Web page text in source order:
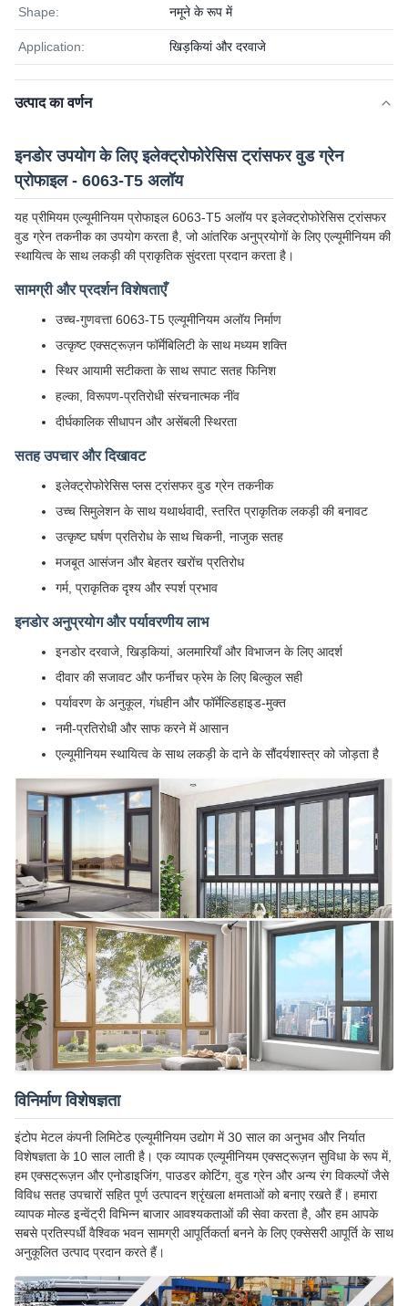
Shape: नमूने के रूप में
Application: खिड़कियां और दरवाजे
उत्पाद का वर्णन
इनडोर उपयोग के लिए इलेक्ट्रोफोरेसिस ट्रांसफर वुड ग्रेन
प्रोफाइल - 6063-T5 अलॉय
यह प्रीमियम एल्यूमीनियम प्रोफाइल 6063-T5 अलॉय पर इलेक्ट्रोफोरेसिस ट्रांसफर
वुड ग्रेन तकनीक का उपयोग करता है, जो आंतरिक अनुप्रयोगों के लिए एल्यूमीनियम की
स्थायित्व के साथ लकड़ी की प्राकृतिक सुंदरता प्रदान करता है।
सामग्री और प्रदर्शन विशेषताएँ
उच्च-गुणवत्ता 6063-T5 एल्यूमीनियम अलॉय निर्माण
उत्कृष्ट एक्सट्रूज़न फॉर्मेबिलिटी के साथ मध्यम शक्ति
स्थिर आयामी सटीकता के साथ सपाट सतह फिनिश
हल्का, विरूपण-प्रतिरोधी संरचनात्मक नींव
दीर्घकालिक सीधापन और असेंबली स्थिरता
सतह उपचार और दिखावट
इलेक्ट्रोफोरेसिस प्लस ट्रांसफर वुड ग्रेन तकनीक
उच्च सिमुलेशन के साथ यथार्थवादी, स्तरित प्राकृतिक लकड़ी की बनावट
उत्कृष्ट घर्षण प्रतिरोध के साथ चिकनी, नाजुक सतह
मजबूत आसंजन और बेहतर खरोंच प्रतिरोध
गर्म, प्राकृतिक दृश्य और स्पर्श प्रभाव
इनडोर अनुप्रयोग और पर्यावरणीय लाभ
इनडोर दरवाजे, खिड़कियां, अलमारियाँ और विभाजन के लिए आदर्श
दीवार की सजावट और फर्नीचर फ्रेम के लिए बिल्कुल सही
पर्यावरण के अनुकूल, गंधहीन और फॉर्मेल्डिहाइड-मुक्त
नमी-प्रतिरोधी और साफ करने में आसान
एल्यूमीनियम स्थायित्व के साथ लकड़ी के दाने के सौंदर्यशास्त्र को जोड़ता है
विनिर्माण विशेषज्ञता
इंटोप मेटल कंपनी लिमिटेड एल्यूमीनियम उद्योग में 30 साल का अनुभव और निर्यात
विशेषज्ञता के 10 साल लाती है। एक व्यापक एल्यूमीनियम एक्सट्रूज़न सुविधा के रूप में,
हम एक्सट्रूज़न और एनोडाइजिंग, पाउडर कोटिंग, वुड ग्रेन और अन्य रंग विकल्पों जैसे
विविध सतह उपचारों सहित पूर्ण उत्पादन श्रृंखला क्षमताओं को बनाए रखते हैं। हमारा
व्यापक मोल्ड इन्वेंट्री विभिन्न बाजार आवश्यकताओं की सेवा करता है, और हम आपके
सबसे प्रतिस्पर्धी वैश्विक भवन सामग्री आपूर्तिकर्ता बनने के लिए एक्सेसरी आपूर्ति के साथ
अनुकूलित उत्पाद प्रदान करते हैं।